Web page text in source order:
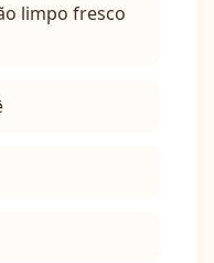
limpo fresco